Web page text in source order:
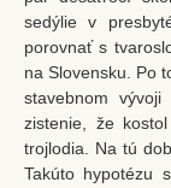
sedýlie v
porovnať s
na Slovensku. Po
stavebnom
zistenie, že
trojlodia. Na tú
Takúto hypotézu